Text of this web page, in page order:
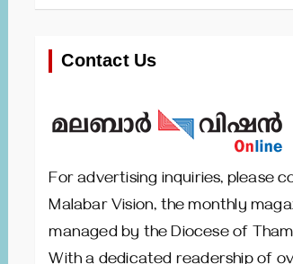
Contact Us
For advertising inquiries, please
Malabar Vision, the monthly
managed by the Diocese of